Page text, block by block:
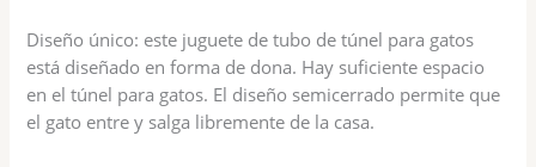
Diseño único: este juguete de tubo de túnel para gatos
está diseñado en forma de dona. Hay suficiente espacio
en el túnel para gatos. El diseño semicerrado permite que
el gato entre y salga libremente de la casa.